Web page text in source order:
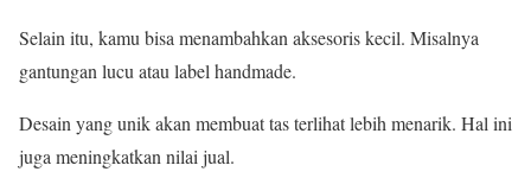
Selain itu, kamu bisa menambahkan aksesoris kecil. Misalnya
gantungan lucu atau label handmade.
Desain yang unik akan membuat tas terlihat lebih menarik. Hal ini
juga meningkatkan nilai jual.